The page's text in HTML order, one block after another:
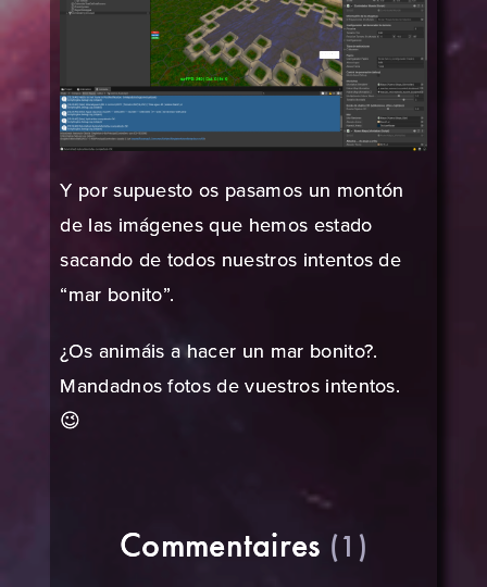
Y por supuesto os pasamos un montón
de las imágenes que hemos estado
sacando de todos nuestros intentos de
“mar bonito”.
¿Os animáis a hacer un mar bonito?.
Mandadnos fotos de vuestros intentos.
😉
Commentaires (1)